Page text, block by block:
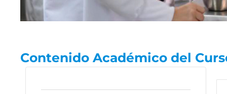
Contenido Académico del